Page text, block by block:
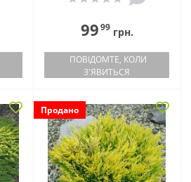
9999грн.
ПОВІДОМТЕ, КОЛИ
З'ЯВИТЬСЯ
Продано